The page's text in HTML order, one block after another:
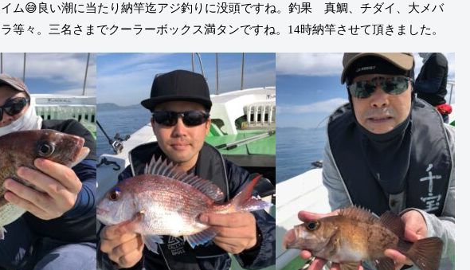
ム😅良い潮に当たり納竿迄アジ釣りに没頭ですね。釣果 真鯛、チダイ、大メバ
等々。三名さまでクーラーボックス満タンですね。14時納竿させて頂きました。